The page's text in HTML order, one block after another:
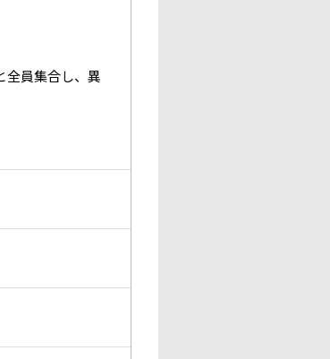
員集合し、異